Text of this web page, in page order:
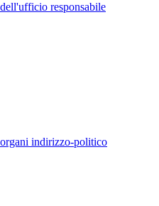
responsabile
indirizzo-politico